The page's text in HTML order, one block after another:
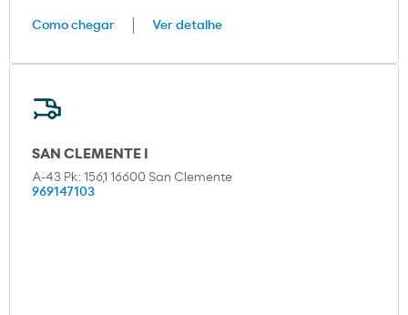
Como chegar Ver detalhe
SAN CLEMENTE I
A-43 Pk: 156,1 16600 San Clemente
969147103